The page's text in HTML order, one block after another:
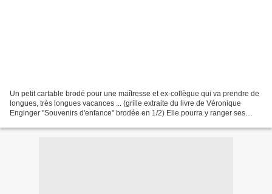
Un petit cartable brodé pour une maîtresse et ex-collègue qui va prendre de
longues, très longues vacances ... (grille extraite du livre de Véronique
Enginger "Souvenirs d'enfance" brodée en 1/2) Elle pourra y ranger ses